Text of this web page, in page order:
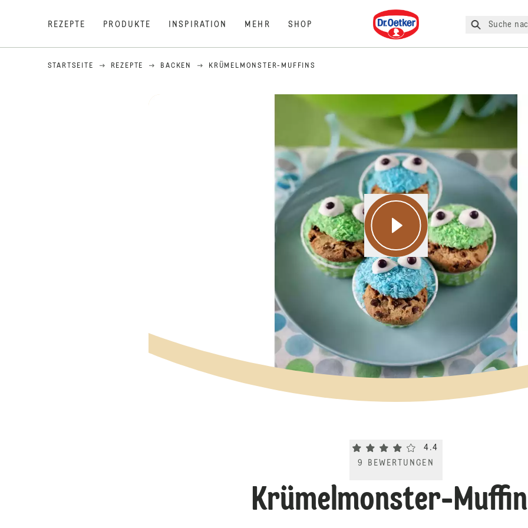
REZEPTE PRODUKTE INSPIRATION MEHR SHOP
Dr. Oetker
Suche
STARTSEITE REZEPTE BACKEN KRÜMELMONSTER-MUFFINS
Current rating 4.4. Click to rate.
4.4
9
BEWERTUNGEN
Krümelmonster-